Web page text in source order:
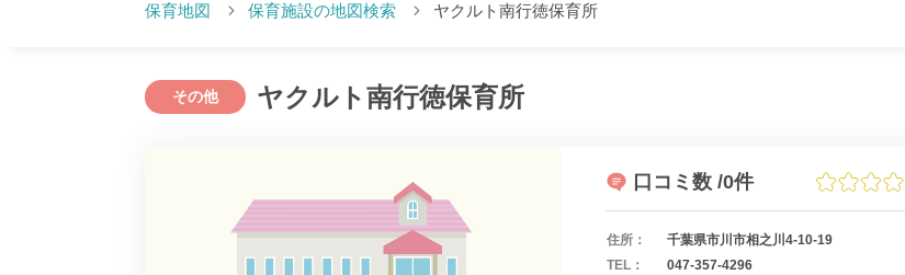
保育地図 保育施設の地図検索 ヤクルト南行徳保育所
その他 ヤクルト南行徳保育所
口コミ数 /0件
住所：
千葉県市川市相之川4-10-19
TEL：
047-357-4296